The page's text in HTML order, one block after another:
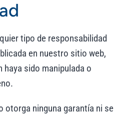
tipo de responsabilidad
en nuestro sitio web,
sido manipulada o
otorga ninguna garantía ni se